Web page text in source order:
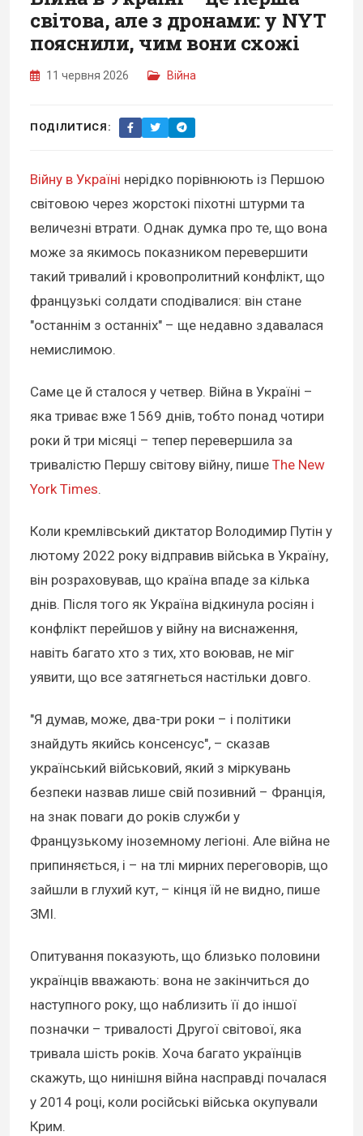
світова, але з дронами: у NYT
пояснили, чим вони схожі
11 червня 2026 Війна
ПОДІЛИТИСЯ:
Війну в Україні нерідко порівнюють із Першою
світовою через жорстокі піхотні штурми та
величезні втрати. Однак думка про те, що вона
може за якимось показником перевершити
такий тривалий і кровопролитний конфлікт, що
французькі солдати сподівалися: він стане
"останнім з останніх" – ще недавно здавалася
немислимою.
Саме це й сталося у четвер. Війна в Україні –
яка триває вже 1569 днів, тобто понад чотири
роки й три місяці – тепер перевершила за
тривалістю Першу світову війну, пише The New
York Times.
Коли кремлівський диктатор Володимир Путін у
лютому 2022 року відправив війська в Україну,
він розраховував, що країна впаде за кілька
днів. Після того як Україна відкинула росіян і
конфлікт перейшов у війну на виснаження,
навіть багато хто з тих, хто воював, не міг
уявити, що все затягнеться настільки довго.
"Я думав, може, два-три роки – і політики
знайдуть якийсь консенсус", – сказав
український військовий, який з міркувань
безпеки назвав лише свій позивний – Франція,
на знак поваги до років служби у
Французькому іноземному легіоні. Але війна не
припиняється, і – на тлі мирних переговорів, що
зайшли в глухий кут, – кінця їй не видно, пише
ЗМІ.
Опитування показують, що близько половини
українців вважають: вона не закінчиться до
наступного року, що наблизить її до іншої
позначки – тривалості Другої світової, яка
тривала шість років. Хоча багато українців
скажуть, що нинішня війна насправді почалася
у 2014 році, коли російські війська окупували
Крим.